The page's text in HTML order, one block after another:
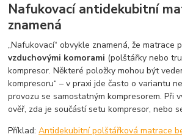
Nafukovací antidekubitní
znamená
„Nafukovací“ obvykle znamená, že matrace
vzduchovými komorami (polštářky nebo
kompresor. Některé položky mohou být
kompresoru“ – v praxi jde často o variantu
provozu se samostatným kompresorem. Při
ověř, zda je součástí setu kompresor, nebo
Příklad:Antidekubitní polštářková matrace